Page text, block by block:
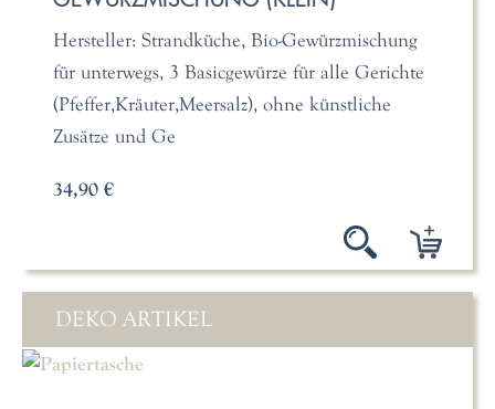
Hersteller: Strandküche, Bio-Gewürzmischung
für unterwegs, 3 Basicgewürze für alle Gerichte
(Pfeffer,Kräuter,Meersalz), ohne künstliche
Zusätze und Ge
34,90 €
DEKO ARTIKEL